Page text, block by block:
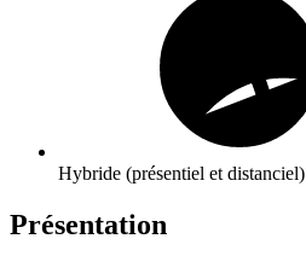
Hybride (présentiel et distanciel)
Présentation